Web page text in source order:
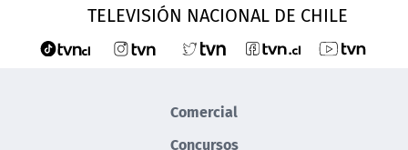
TELEVISIÓN NACIONAL DE CHILE
Comercial
Concursos